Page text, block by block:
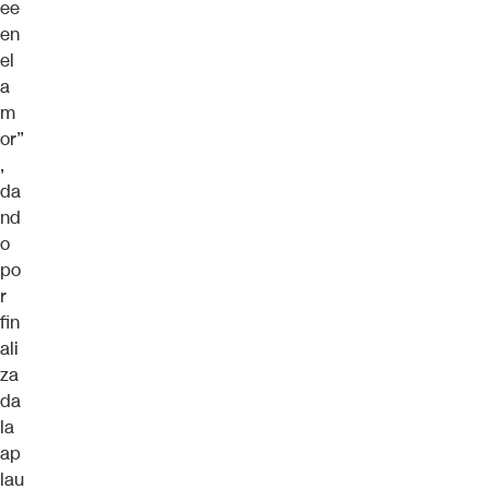
ee
en
el
a
m
or”
,
da
nd
o
po
r
fin
ali
za
da
la
ap
lau